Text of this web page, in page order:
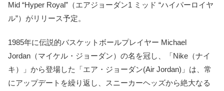
Mid “Hyper Royal”（エアジョーダン1 ミッド “ハイパーロイヤ
ル”）がリリース予定。
1985年に伝説的バスケットボールプレイヤー Michael
Jordan（マイケル・ジョーダン）の名を冠し、「Nike（ナイ
キ）」から登場した「エア・ジョーダン(Air Jordan)」は、常
にアップデートを繰り返し、スニーカーヘッズから絶大なる